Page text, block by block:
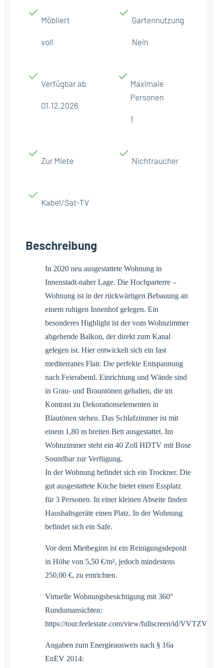
Möbliert
voll
Gartennutzung
Nein
Verfügbar ab
01.12.2026
Maximale
Personen
1
Zur Miete Nichtraucher
Kabel/Sat-TV
Beschreibung
In 2020 neu ausgestattete Wohnung in
Innenstadt-naher Lage. Die Hochparterre –
Wohnung ist in der rückwärtigen Bebauung an
einem ruhigen Innenhof gelegen. Ein
besonderes Highlight ist der vom Wohnzimmer
abgehende Balkon, der direkt zum Kanal
gelegen ist. Hier entwickelt sich ein fast
mediterranes Flair. Die perfekte Entspannung
nach Feierabend. Einrichtung und Wände sind
in Grau- und Brauntönen gehalten, die im
Kontrast zu Dekorationselementen in
Blautönen stehen. Das Schlafzimmer ist mit
einem 1,80 m breiten Bett ausgestattet. Im
Wohnzimmer steht ein 40 Zoll HDTV mit Bose
Soundbar zur Verfügung.
In der Wohnung befindet sich ein Trockner. Die
gut ausgestattete Küche bietet einen Essplatz
für 3 Personen. In einer kleinen Abseite finden
Haushaltsgeräte einen Platz. In der Wohnung
befindet sich ein Safe.
Vor dem Mietbeginn ist ein Reinigungsdeposit
in Höhe von 5,50 €/m², jedoch mindestens
250,00 €, zu entrichten.
Virtuelle Wohnungsbesichtigung mit 360°
Rundumansichten:
https://tour.feelestate.com/view/fullscreen/id/VVTZV
Angaben zum Energieausweis nach § 16a
EnEV 2014: